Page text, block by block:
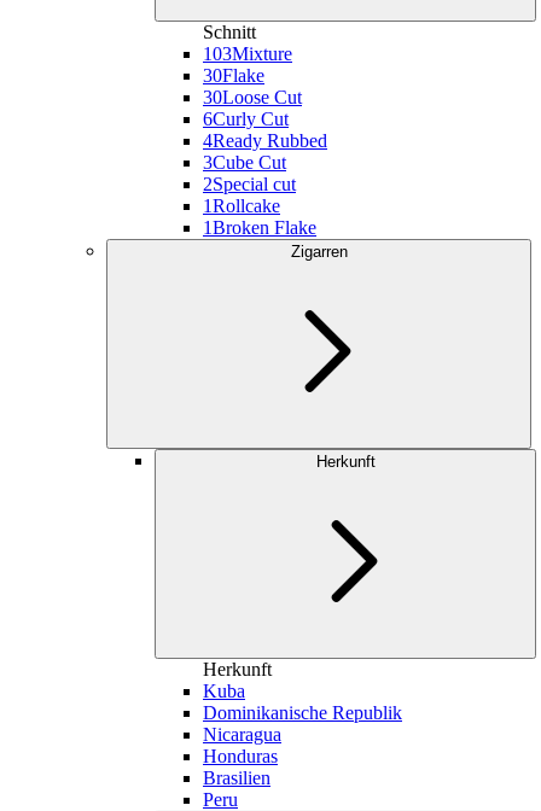
Schnitt
103Mixture
30Flake
30Loose Cut
6Curly Cut
4Ready Rubbed
3Cube Cut
2Special cut
1Rollcake
1Broken Flake
Zigarren
Herkunft
Herkunft
Kuba
Dominikanische Republik
Nicaragua
Honduras
Brasilien
Peru